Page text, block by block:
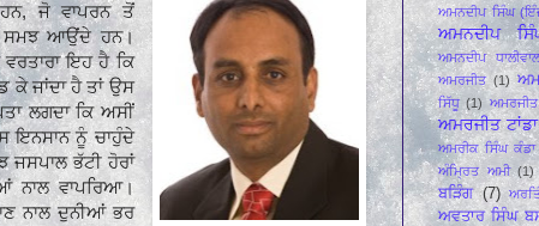
ਜੋ ਵਾਪਰਨ ਤੋਂ
ਸਮਝ ਆਉਂਦੇ ਹਨ।
ਇਹ ਹੈ ਕਿ
ਕੇ ਜਾਂਦਾ ਹੈ ਤਾਂ ਉਸ
ਲਗਦਾ ਕਿ ਅਸੀਂ
ਇਨਸਾਨ ਨੂੰ ਚਾਹੁੰਦੇ
ਜਸਪਾਲ ਭੱਟੀ ਹੋਰਾਂ
ਨਾਲ ਵਾਪਰਿਆ।
ਨਾਲ ਦੁਨੀਆਂ ਭਰ
ਅਮਨਦੀਪ ਸਿੰਘ
ਅਮਨਦੀਪ
ਅਮਨਦੀਪ
ਅਮਰਜੀਤ (1)
ਸਿੱਧੂ (1)
ਅਮਰਜੀਤ
ਅਮਰੀਕ ਸਿੰਘ ਕੰਡਾ
ਅੰਮ੍ਰਿਤ ਅਮੀ (1)
ਬੜਿੰਗ (7)
ਅਵਤਾਰ ਸਿੰਘ